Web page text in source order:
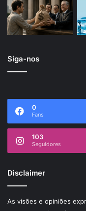
Siga-nos
0
Fans
103
Seguidores
Disclaimer
As visões e opiniões